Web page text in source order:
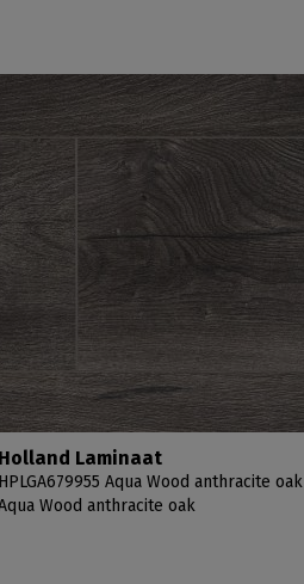
Holland Laminaat
HPLGA679955 Aqua Wood anthracite oak
Wood anthracite oak